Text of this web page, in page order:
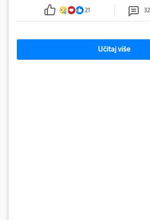
tamošnji liječnici ne vjeruju u oporavak:
21 32
Učitaj više